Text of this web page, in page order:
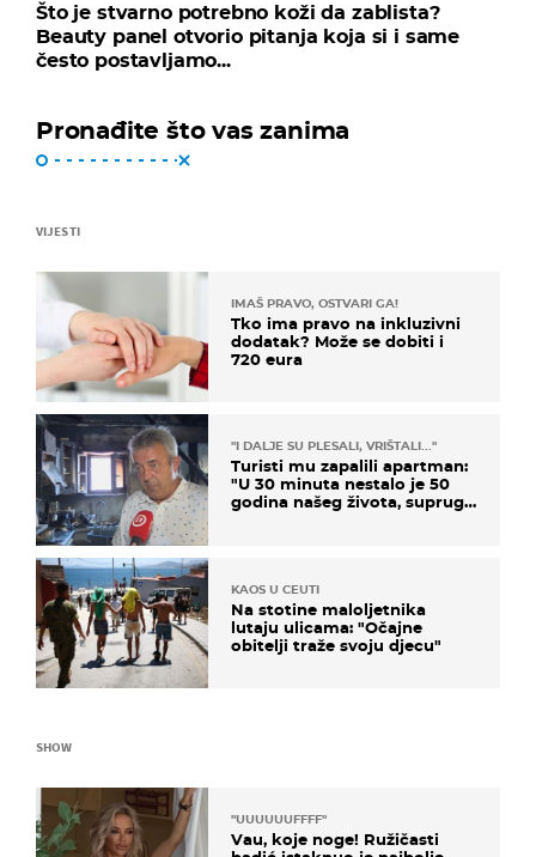
Što je stvarno potrebno koži da zablista?
Beauty panel otvorio pitanja koja si i same
često postavljamo...
Pronađite što vas zanima
VIJESTI
IMAŠ PRAVO, OSTVARI GA!
Tko ima pravo na inkluzivni
dodatak? Može se dobiti i
720 eura
"I DALJE SU PLESALI, VRIŠTALI..."
Turisti mu zapalili apartman:
"U 30 minuta nestalo je 50
godina našeg života, supruga
KAOS U CEUTI
Na stotine maloljetnika
lutaju ulicama: "Očajne
obitelji traže svoju djecu"
SHOW
"UUUUUUFFFF"
Vau, koje noge! Ružičasti